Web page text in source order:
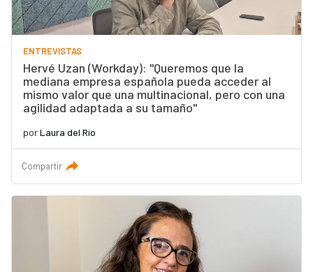
ENTREVISTAS
Hervé Uzan (Workday): "Queremos que la
mediana empresa española pueda acceder al
mismo valor que una multinacional, pero con una
agilidad adaptada a su tamaño"
porLaura del Río
Compartir